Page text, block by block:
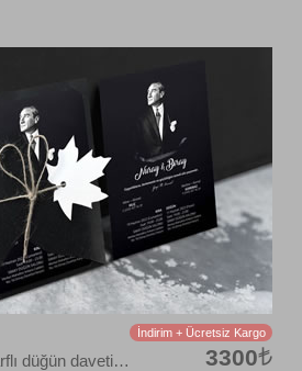
rs139
İndirim + Ücretsiz Kargo
Atatürklü siyah zarflı düğün davetiyesi 3300